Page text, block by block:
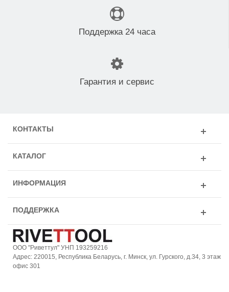
Поддержка 24 часа
Гарантия и сервис
КОНТАКТЫ
КАТАЛОГ
ИНФОРМАЦИЯ
ПОДДЕРЖКА
ООО "Риветтул" УНП 193259216
Адрес: 220015, Республика Беларусь, г. Минск, ул. Гурского, д.34, 3 этаж
офис 301